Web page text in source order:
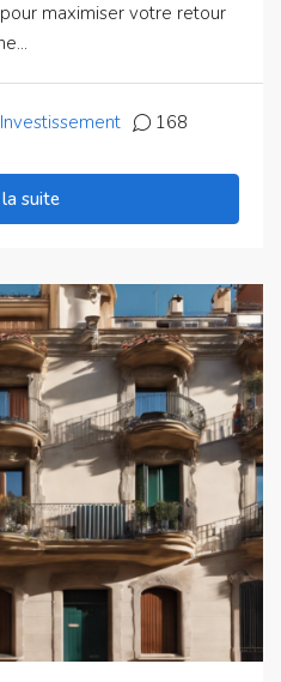
maximiser votre retour
Investissement 168
suite